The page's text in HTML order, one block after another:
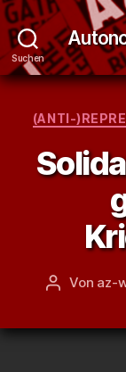
Suchen
(ANTI-
Von az-